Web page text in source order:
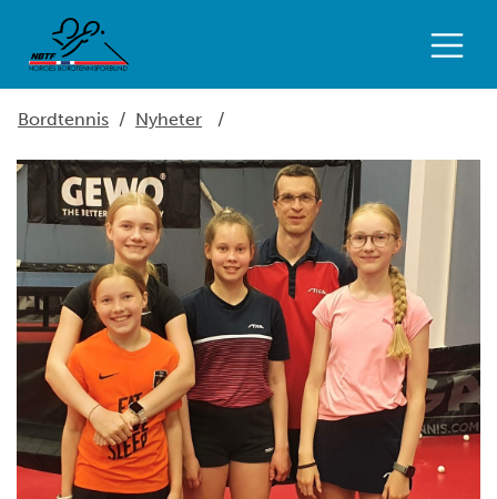
Bordtennis / Nyheter /